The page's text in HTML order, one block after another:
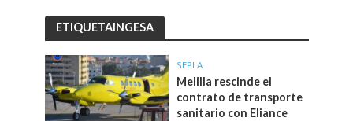
ETIQUETAINGESA
SEPLA
Melilla rescinde el
contrato de transporte
sanitario con Eliance